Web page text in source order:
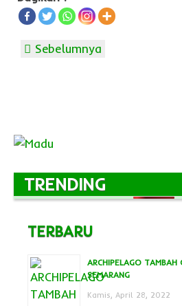
Sebelumnya
TRENDING
TERBARU
ARCHIPELAGO
SEMARANG
Kamis, April 28, 2022